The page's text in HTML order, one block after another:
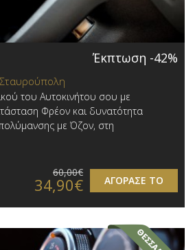
Έκπτωση -42%
του Αυτοκινήτου σου με
Φρέον και δυνατότητα
με Όζον, στη
ΑΓΟΡΑΣΕ ΤΟ
60,00€
34,90€